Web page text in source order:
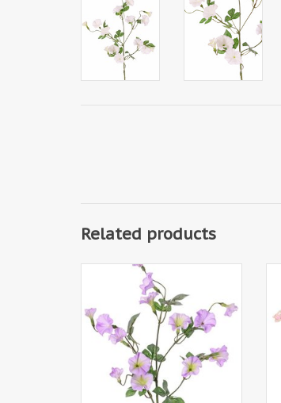
Related products
131799LA - Convolvulaceae, 15
flowers, 14 leaves, 63 cm